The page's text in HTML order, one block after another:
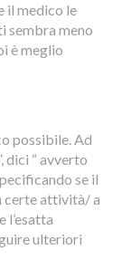
il medico le
sembra meno
è meglio
possibile. Ad
dici “ avverto
se il
certe attività/ a
l’esatta
ulteriori